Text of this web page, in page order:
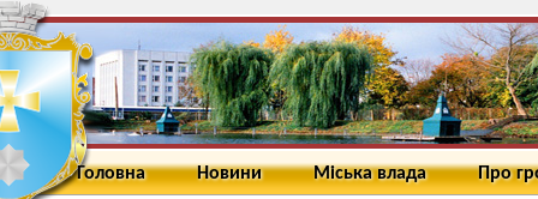
Головна Новини Міська влада Про